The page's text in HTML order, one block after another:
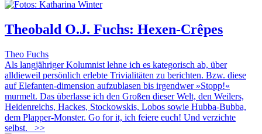
Theobald O.J. Fuchs: Hexen-Crêpes
Theo Fuchs
Als langjähriger Kolumnist lehne ich es kategorisch ab, über
alldieweil persönlich erlebte Trivialitäten zu berichten. Bzw. diese
auf Elefanten-dimension aufzublasen bis irgendwer »Stopp!«
murmelt. Das überlasse ich den Großen dieser Welt, den Weilers,
Heidenreichs, Hackes, Stockowskis, Lobos sowie Hubba-Bubba,
dem Plapper-Monster. Go for it, ich feiere euch! Und verzichte
selbst.
>>